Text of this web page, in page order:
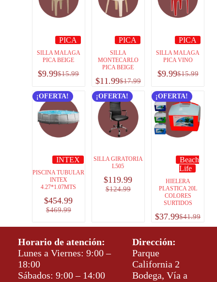
PICA
SILLA MALAGA
PICA BEIGE
$15.99
$9.99
PICA
SILLA
MONTECARLO
PICA BEIGE
$17.99
$11.99
PICA
SILLA MALAGA
PICA VINO
$15.99
$9.99
¡OFERTA!
INTEX
PISCINA TUBULAR
INTEX
4.27*1.07MTS
$469.99
$454.99
¡OFERTA!
SILLA GIRATORIA
L505
$124.99
$119.99
¡OFERTA!
Beach
Life
HIELERA
PLASTICA 20L
COLORES
SURTIDOS
$41.99
$37.99
Horario de atención:
Lunes a Viernes: 9:00 –
18:00
Sábados: 9:00 – 14:00
Dirección:
Parque
California 2
Bodega, Vía a